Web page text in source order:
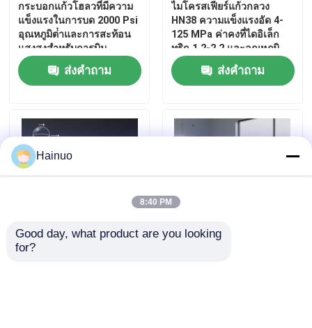
กระบอกแก้วโฮลวที่มีความ
แข็งแรงในการบด 2000 Psi
อุณหภูมิต่ําและการสะท้อน
แสงสูงสําหรับการบิน
ส่งคำถาม
ไมโครสเฟียร์แก้วกลวง
HN38 ความแข็งแรงอัด 4-
125 MPa ค่าคงที่ไดอิเล็ก
ทริก 1.2-2.2 และอุณหภูมิ
อ่อนตัว 855°C
ส่งคำถาม
กล่องไมโครบีบอลที่มีความ
Hainuo
8:40 PM
Good day, what product are you looking
for?